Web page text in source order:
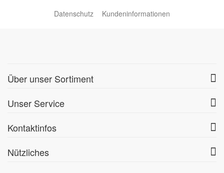
Datenschutz Kundeninformationen
Über unser Sortiment
Unser Service
Kontaktinfos
Nützliches